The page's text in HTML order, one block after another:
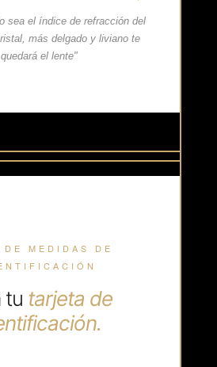
sea el índice de refracción del
más delgado y liviano te
quedará el lente"
MEDIDAS DE
tu tarjeta de